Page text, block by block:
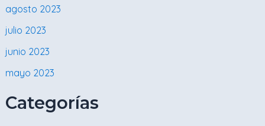
agosto 2023
julio 2023
junio 2023
mayo 2023
Categorías